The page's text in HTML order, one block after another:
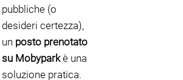
pubbliche (o
desideri certezza),
un posto prenotato
su Mobyparkè una
soluzione pratica.